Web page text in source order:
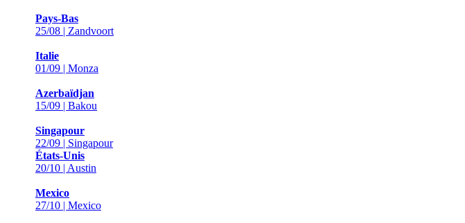
Pays-Bas
25/08 | Zandvoort
Italie
01/09 | Monza
Azerbaïdjan
15/09 | Bakou
Singapour
22/09 | Singapour
États-Unis
20/10 | Austin
Mexico
27/10 | Mexico